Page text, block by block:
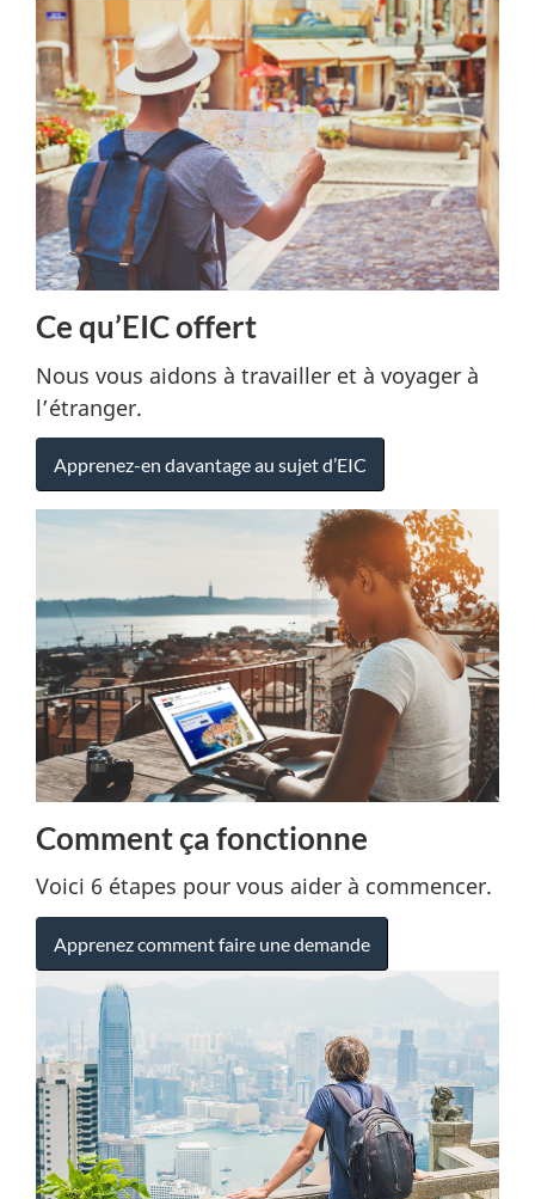
Ce qu’EIC offert
Nous vous aidons à travailler et à voyager à
l’étranger.
Apprenez-en davantage au sujet d’EIC
Comment ça fonctionne
Voici 6 étapes pour vous aider à commencer.
Apprenez comment faire une demande